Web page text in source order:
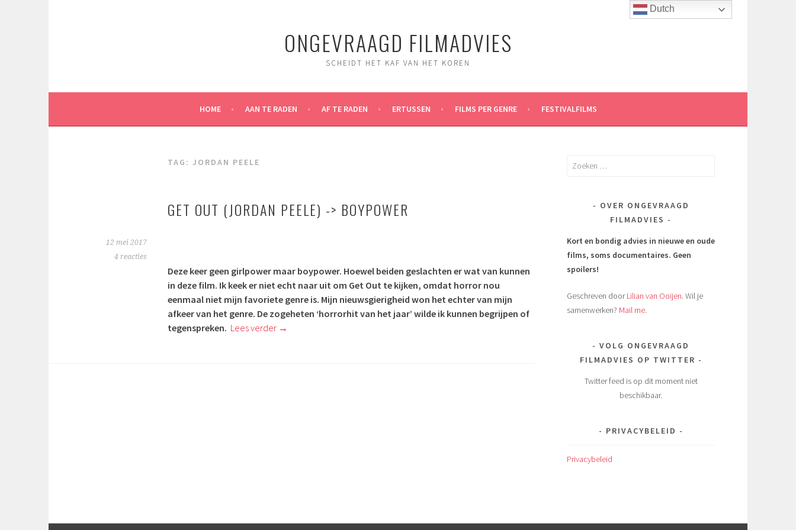
ONGEVRAAGD FILMADVIES
SCHEIDT HET KAF VAN HET KOREN
HOME AAN TE RADEN AF TE RADEN ERTUSSEN FILMS PER GENRE FESTIVALFILMS
TAG: JORDAN PEELE
GET OUT (JORDAN PEELE) -> BOYPOWER
12 mei 2017
4 reacties
Deze keer geen girlpower maar boypower. Hoewel beiden geslachten er wat van kunnen
in deze film. Ik keek er niet echt naar uit om Get Out te kijken, omdat horror nou
eenmaal niet mijn favoriete genre is. Mijn nieuwsgierigheid won het echter van mijn
afkeer van het genre. De zogeheten ‘horrorhit van het jaar’ wilde ik kunnen begrijpen of
tegenspreken. Lees verder →
Zoeken
OVER ONGEVRAAGD
FILMADVIES
Kort en bondig advies in nieuwe en oude
films, soms documentaires. Geen
spoilers!
Geschreven doorLilian van Ooijen. Wil je
samenwerken? Mail me.
VOLG ONGEVRAAGD
FILMADVIES OP TWITTER
Twitter feed is op dit moment niet
beschikbaar.
PRIVACYBELEID
Privacybeleid
Dutch